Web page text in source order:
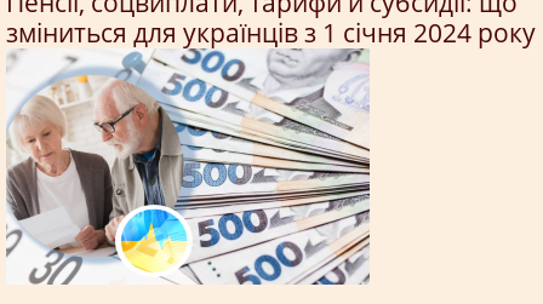
зміниться для українців з 1 січня 2024 року